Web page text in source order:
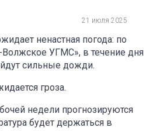
21 июля 2025
ненастная погода: по
УГМС», в течение дня
сильные дожди.
гроза.
недели прогнозируются
будет держаться в